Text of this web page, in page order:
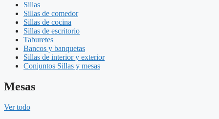
Sillas
Sillas de comedor
Sillas de cocina
Sillas de escritorio
Taburetes
Bancos y banquetas
Sillas de interior y exterior
Conjuntos Sillas y mesas
Mesas
Ver todo